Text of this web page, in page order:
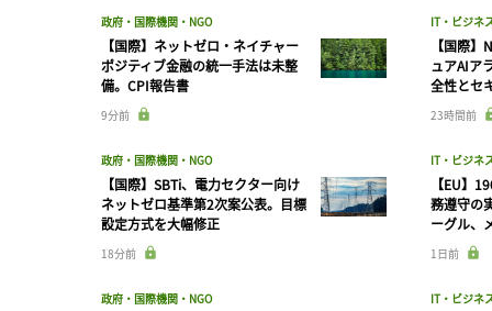
政府・国際機関・NGO
【国際】ネットゼロ・ネイチャー
ポジティブ金融の統一手法は未整
備。CPI報告書
9分前
政府・国際機関・NGO
【国際】SBTi、電力セクター向け
ネットゼロ基準第2次案公表。目標
設定方式を大幅修正
18分前
政府・国際機関・NGO
IT・ビジネ
【国際
ュアAIア
全性とセ
23時間前
IT・ビジネ
【EU】
務遵守の
ーグル、
1日前
IT・ビジネ